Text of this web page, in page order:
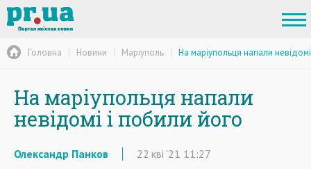
Головна Новини Маріуполь На маріупольця напали
На маріупольця напали
невідомі і побили його
Олександр Панков 22 кві '21 11:27